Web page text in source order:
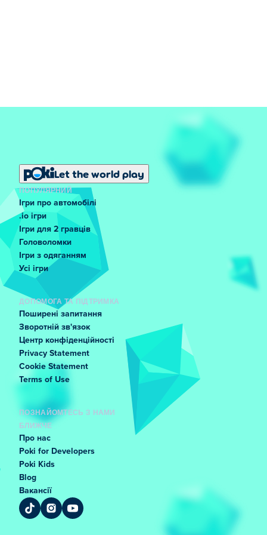
Let the world play
ПОПУЛЯРНИЙ
Ігри про автомобілі
.io ігри
Ігри для 2 гравців
Головоломки
Ігри з одяганням
Усі ігри
ДОПОМОГА ТА ПІДТРИМКА
Поширені запитання
Зворотній зв'язок
Центр конфіденційності
Privacy Statement
Cookie Statement
Terms of Use
ПОЗНАЙОМТЕСЬ З НАМИ
БЛИЖЧЕ
Про нас
Poki for Developers
Poki Kids
Blog
Вакансії